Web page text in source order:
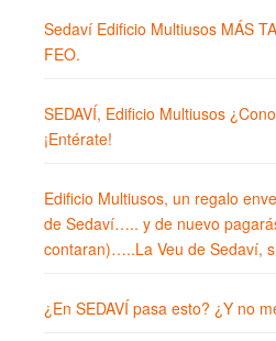
Sedaví Edificio Multiusos MÁS
FEO.
SEDAVÍ, Edificio Multiusos
¡Entérate!
Edificio Multiusos, un regalo
de Sedaví….. y de nuevo
contaran)…..La Veu de Sedaví,
¿En SEDAVÍ pasa esto? ¿Y no